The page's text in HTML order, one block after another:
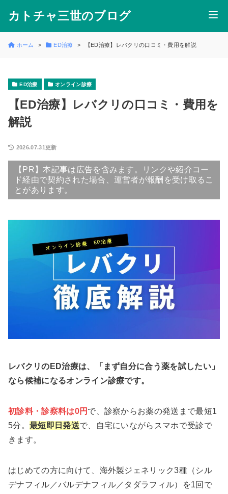
カトチャ三世のブログ
ホーム ED治療 【ED治療】レバクリの口コミ・費用を解説
ED治療 オンライン診療
【ED治療】レバクリの口コミ・費用を
解説
2026.07.31更新
【PR】本記事は広告を含みます。リンクや紹介コー
ド経由で契約された場合、運営者が報酬を受け取るこ
とがあります。
レバクリのED治療は、「まず自分に合う薬を試したい」
なら候補になるオンライン診療です。
初診料・診察料は0円 で、診察からお薬の発送まで最短1
5分。 最短即日発送で、自宅にいながらスマホで受診で
きます。
はじめての方に向けて、海外製ジェネリック3種（シル
デナフィル／バルデナフィル／タダラフィル）を1回で